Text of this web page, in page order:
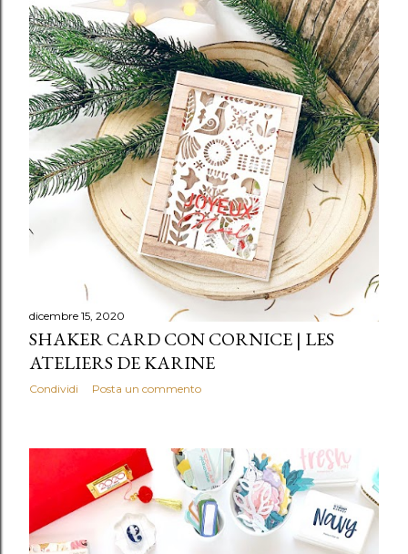
dicembre 15, 2020
SHAKER CARD CON CORNICE | LES
ATELIERS DE KARINE
Condividi Posta un commento